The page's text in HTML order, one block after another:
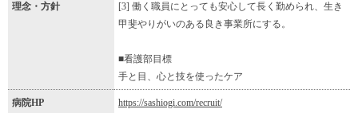
理念・方針
[3] 働く職員にとっても安心して長く勤められ、生き
甲斐やりがいのある良き事業所にする。
■看護部目標
手と目、心と技を使ったケア
病院HP https://sashiogi.com/recruit/